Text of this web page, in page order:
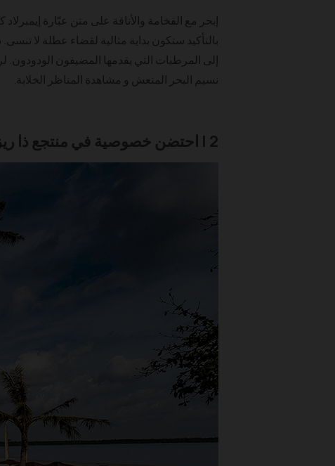
إبحر مع الفخامة والأناقة على متن عبّارة
بالتأكيد ستكون بداية مثالية لقضاء عطلة لا
إلى المرطبات التي يقدمها المضيفون الودودون.
نسيم البحر المنعش و مشاهدة المناظر الخلابة.
2 | احتضن خصوصية في منتجع ذا ريزيدنس بنتان